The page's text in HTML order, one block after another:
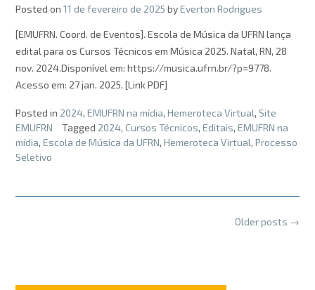
Posted on 11 de fevereiro de 2025 byEverton Rodrigues
[EMUFRN. Coord. de Eventos]. Escola de Música da UFRN lança
edital para os Cursos Técnicos em Música 2025. Natal, RN, 28
nov. 2024.Disponível em: https://musica.ufrn.br/?p=9778.
Acesso em: 27 jan. 2025. [Link PDF]
Posted in 2024, EMUFRN na mídia, Hemeroteca Virtual, Site
EMUFRN
Tagged 2024, Cursos Técnicos, Editais, EMUFRN na
mídia, Escola de Música da UFRN, Hemeroteca Virtual, Processo
Seletivo
Older posts →